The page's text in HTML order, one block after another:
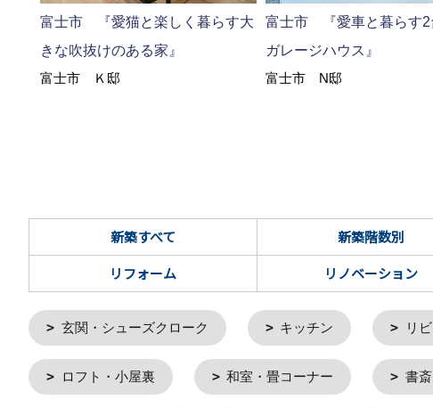
富士市 『愛猫と楽しく暮らす大
きな吹抜けのある家』
富士市 Ｋ邸
富士市 『愛車と暮らす2
ガレージハウス』
富士市 N邸
新築すべて 新築階数別
リフォーム
リノベーション
玄関・シューズクローク キッチン リ
ロフト・小屋裏 和室・畳コーナー 書